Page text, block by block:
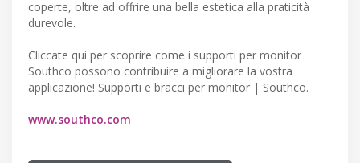
coperte, oltre ad offrire una bella estetica alla praticità
durevole.
Cliccate qui per scoprire come i supporti per monitor
Southco possono contribuire a migliorare la vostra
applicazione! Supporti e bracci per monitor | Southco.
www.southco.com